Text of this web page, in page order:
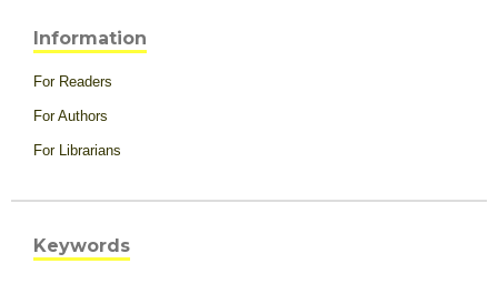
Information
For Readers
For Authors
For Librarians
Keywords